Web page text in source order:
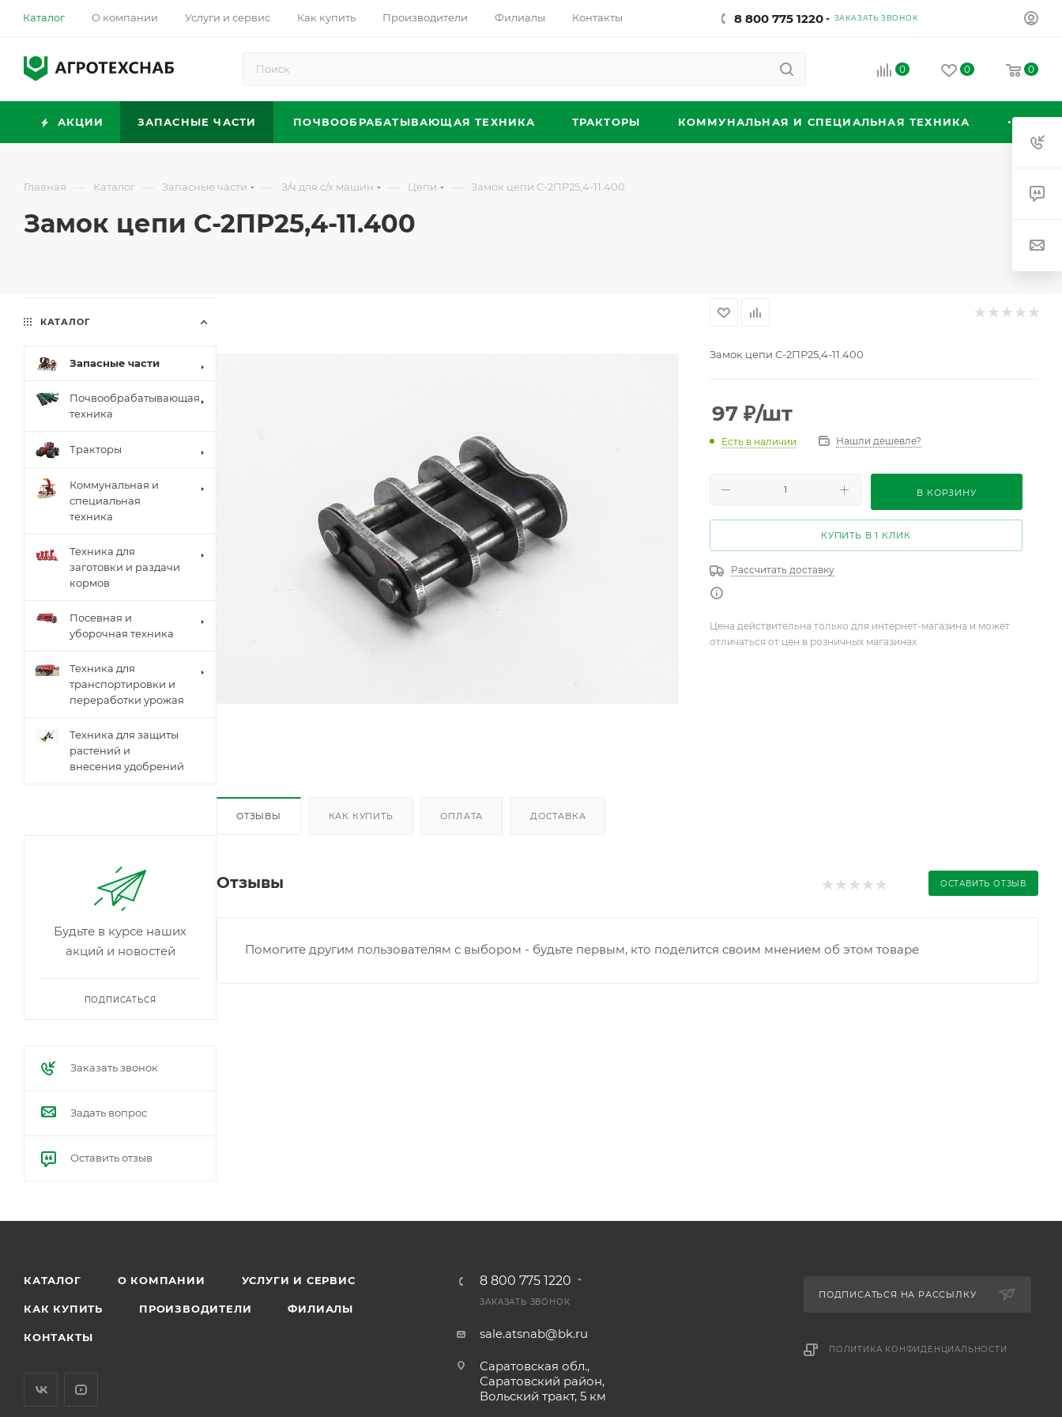
Каталог О компании Услуги и сервис Как купить Производители Филиалы Контакты 8 800 775 1220 ЗАКАЗАТЬ ЗВОНОК
0 0 0
АКЦИИ ЗАПАСНЫЕ ЧАСТИ ПОЧВООБРАБАТЫВАЮЩАЯ ТЕХНИКА ТРАКТОРЫ КОММУНАЛЬНАЯ И СПЕЦИАЛЬНАЯ ТЕХНИКА
Главная — Каталог — Запасные части — З/ч для с/х машин — Цепи — Замок цепи С-2ПР25,4-11.400
Замок цепи С-2ПР25,4-11.400
Замок цепи С-2ПР25,4-11.400
97 ₽/шт
Есть в наличии Нашли дешевле?
В КОРЗИНУ
КУПИТЬ В 1 КЛИК
Рассчитать доставку
Цена действительна только для интернет-магазина и может
отличаться от цен в розничных магазинах
ОТЗЫВЫ КАК КУПИТЬ ОПЛАТА ДОСТАВКА
Отзывы ОСТАВИТЬ ОТЗЫВ
Помогите другим пользователям с выбором - будьте первым, кто поделится своим мнением об этом товаре
КАТАЛОГ
Запасные части
Почвообрабатывающая
техника
Тракторы
Коммунальная и
специальная
техника
Техника для
заготовки и раздачи
кормов
Посевная и
уборочная техника
Техника для
транспортировки и
переработки урожая
Техника для защиты
растений и
внесения удобрений
Будьте в курсе наших
акций и новостей
ПОДПИСАТЬСЯ
Заказать звонок
Задать вопрос
Оставить отзыв
КАТАЛОГ О КОМПАНИИ УСЛУГИ И СЕРВИС
КАК КУПИТЬ ПРОИЗВОДИТЕЛИ ФИЛИАЛЫ
КОНТАКТЫ
8 800 775 1220
ЗАКАЗАТЬ ЗВОНОК
sale.atsnab@bk.ru
Саратовская обл.,
Саратовский район,
Вольский тракт, 5 км
ПОДПИСАТЬСЯ НА РАССЫЛКУ
ПОЛИТИКА КОНФИДЕНЦИАЛЬНОСТИ